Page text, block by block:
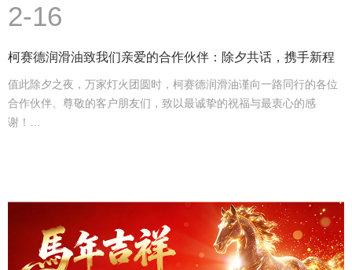
2-16
柯赛德润滑油致我们亲爱的合作伙伴：除夕共话，携手新程
值此除夕之夜，万家灯火团圆时，柯赛德润滑油谨向一路同行的各位
合作伙伴、尊敬的客户朋友们，致以最诚挚的祝福与最衷心的感
谢！…